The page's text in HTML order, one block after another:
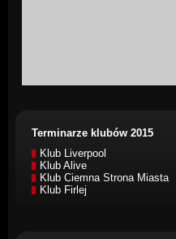
Terminarze klubów 2015
Klub Liverpool
Klub Alive
Klub Ciemna Strona Miasta
Klub Firlej